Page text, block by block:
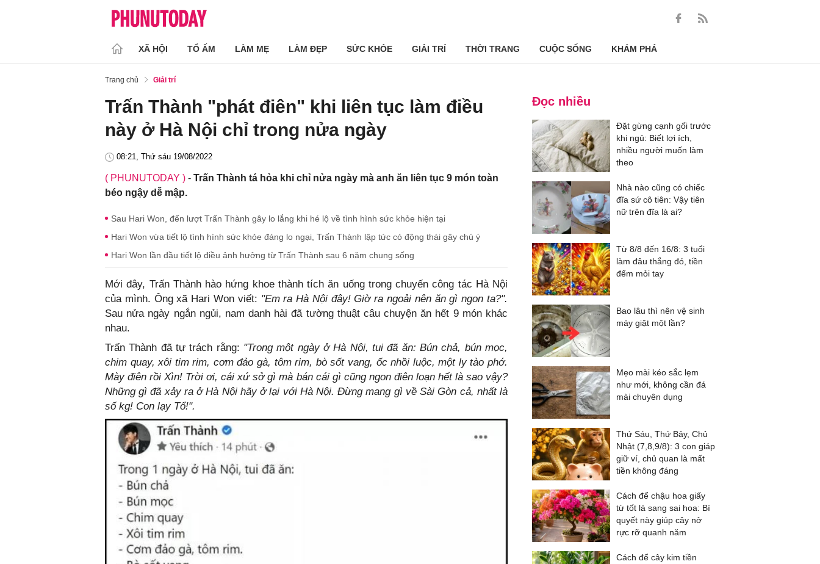
XÃ HỘI TỔ ẤM LÀM MẸ LÀM ĐẸP SỨC KHỎE GIẢI TRÍ THỜI TRANG CUỘC SỐNG KHÁM PHÁ
Trang chủ Giải trí
Trấn Thành "phát điên" khi liên tục làm điều
này ở Hà Nội chỉ trong nửa ngày
08:21, Thứ sáu 19/08/2022
( PHUNUTODAY ) - Trấn Thành tá hỏa khi chỉ nửa ngày mà anh ăn liên tục 9 món toàn
béo ngậy dễ mập.
Sau Hari Won, đến lượt Trấn Thành gây lo lắng khi hé lộ về tình hình sức khỏe hiện tại
Hari Won vừa tiết lộ tình hình sức khỏe đáng lo ngại, Trấn Thành lập tức có động thái gây chú ý
Hari Won lần đầu tiết lộ điều ảnh hưởng từ Trấn Thành sau 6 năm chung sống
Mới đây, Trấn Thành hào hứng khoe thành tích ăn uống trong chuyến công tác Hà Nội
của mình. Ông xã Hari Won viết: "Em ra Hà Nội đây! Giờ ra ngoải nên ăn gì ngon ta?".
Sau nửa ngày ngắn ngủi, nam danh hài đã tường thuật câu chuyện ăn hết 9 món khác
nhau.
Trấn Thành đã tự trách rằng: "Trong một ngày ở Hà Nội, tui đã ăn: Bún chả, bún mọc,
chim quay, xôi tim rim, cơm đảo gà, tôm rim, bò sốt vang, ốc nhồi luộc, một ly tào phớ.
Mày điên rồi Xìn! Trời ơi, cái xứ sở gì mà bán cái gì cũng ngon điên loạn hết là sao vậy?
Những gì đã xảy ra ở Hà Nội hãy ở lại với Hà Nội. Đừng mang gì về Sài Gòn cả, nhất là
số kg! Con lạy Tổ!".
Đọc nhiều
Đặt gừng cạnh gối trước
khi ngủ: Biết lợi ích,
nhiều người muốn làm
theo
Nhà nào cũng có chiếc
đĩa sứ cô tiên: Vậy tiên
nữ trên đĩa là ai?
Từ 8/8 đến 16/8: 3 tuổi
làm đâu thắng đó, tiền
đếm mỏi tay
Bao lâu thì nên vệ sinh
máy giặt một lần?
Mẹo mài kéo sắc lẹm
như mới, không cần đá
mài chuyên dụng
Thứ Sáu, Thứ Bảy, Chủ
Nhật (7,8,9/8): 3 con giáp
giữ ví, chủ quan là mất
tiền không đáng
Cách để chậu hoa giấy
từ tốt lá sang sai hoa: Bí
quyết này giúp cây nở
rực rỡ quanh năm
Cách để cây kim tiền